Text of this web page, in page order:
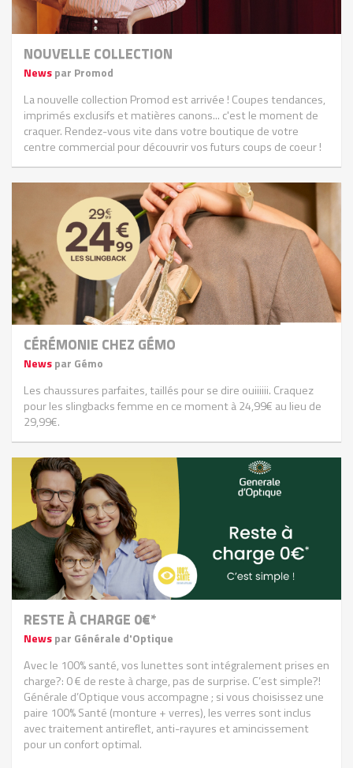
NOUVELLE COLLECTION
Newspar Promod
La nouvelle collection Promod est arrivée ! Coupes tendances,
imprimés exclusifs et matières canons... c'est le moment de
craquer. Rendez-vous vite dans votre boutique de votre
centre commercial pour découvrir vos futurs coups de coeur !
CÉRÉMONIE CHEZ GÉMO
Newspar Gémo
Les chaussures parfaites, taillés pour se dire ouiiiiii. Craquez
pour les slingbacks femme en ce moment à 24,99€ au lieu de
29,99€.
RESTE À CHARGE 0€*
Newspar Générale d'Optique
Avec le 100% santé, vos lunettes sont intégralement prises en
charge?: 0 € de reste à charge, pas de surprise. C’est simple?!
Générale d’Optique vous accompagne ; si vous choisissez une
paire 100% Santé (monture + verres), les verres sont inclus
avec traitement antireflet, anti-rayures et amincissement
pour un confort optimal.